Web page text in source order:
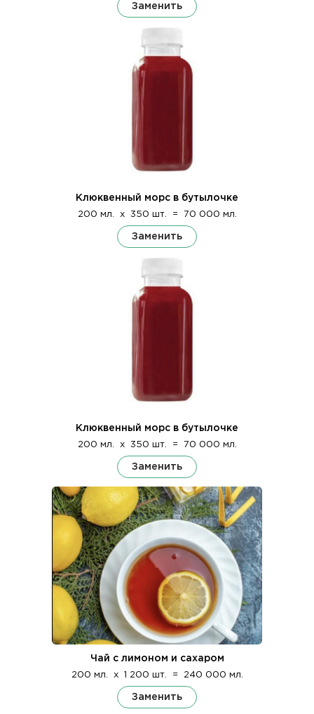
Заменить
Клюквенный морс в бутылочке
200 мл. x 350 шт. = 70 000 мл.
Заменить
Клюквенный морс в бутылочке
200 мл. x 350 шт. = 70 000 мл.
Заменить
Чай с лимоном и сахаром
200 мл. x 1 200 шт. = 240 000 мл.
Заменить